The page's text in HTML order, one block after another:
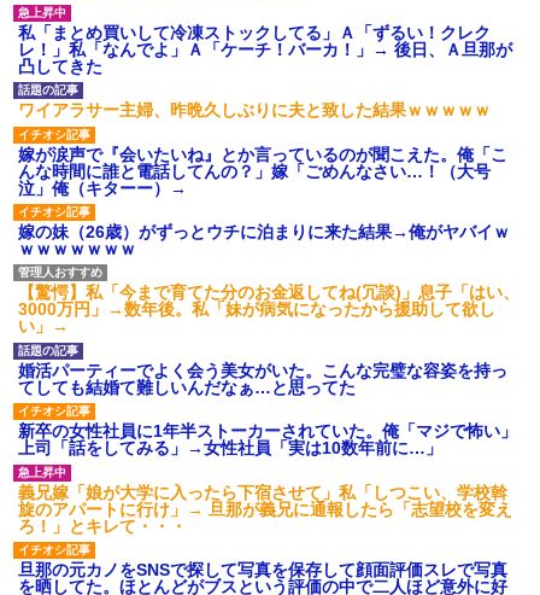
私「まとめ買いして冷凍ストックしてる」Ａ「ずるい！クレク
レ！」私「なんでよ」Ａ「ケーチ！バーカ！」→ 後日、Ａ旦那が
凸してきた
ワイアラサー主婦、昨晩久しぶりに夫と致した結果ｗｗｗｗｗ
嫁が涙声で『会いたいね』とか言っているのが聞こえた。俺「こ
んな時間に誰と電話してんの？」嫁「ごめんなさい…！（大号
泣」俺（キターー）→
嫁の妹（26歳）がずっとウチに泊まりに来た結果→俺がヤバイｗ
ｗｗｗｗｗｗｗ
【驚愕】私「今まで育てた分のお金返してね(冗談)」息子「はい、
3000万円」→数年後。私「妹が病気になったから援助して欲し
い」→
婚活パーティーでよく会う美女がいた。こんな完璧な容姿を持っ
てしても結婚て難しいんだなぁ…と思ってた
新卒の女性社員に1年半ストーカーされていた。俺「マジで怖い」
上司「話をしてみる」→女性社員「実は10数年前に…」
義兄嫁「娘が大学に入ったら下宿させて」私「しつこい、学校斡
旋のアパートに行け」→ 旦那が義兄に通報したら「志望校を変え
ろ！」とキレて・・・
旦那の元カノをSNSで探して写真を保存して顔面評価スレで写真
を晒してた。ほとんどがブスという評価の中で二人ほど意外に好